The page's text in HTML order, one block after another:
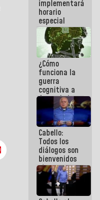
embarrarla
implementará
horario
especial
para
adaptarse
al plan de
ahorro
energético
¿Cómo
funciona la
guerra
cognitiva a
favor de la
narrativa
hegemónica?
(1)
Cabello:
Todos los
diálogos son
bienvenidos
siempre que
estén en el
marco de la
Constitución